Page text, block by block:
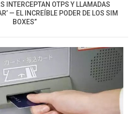
INTERCEPTAN OTPS Y LLAMADAS
— EL INCREÍBLE PODER DE LOS SIM
BOXES”